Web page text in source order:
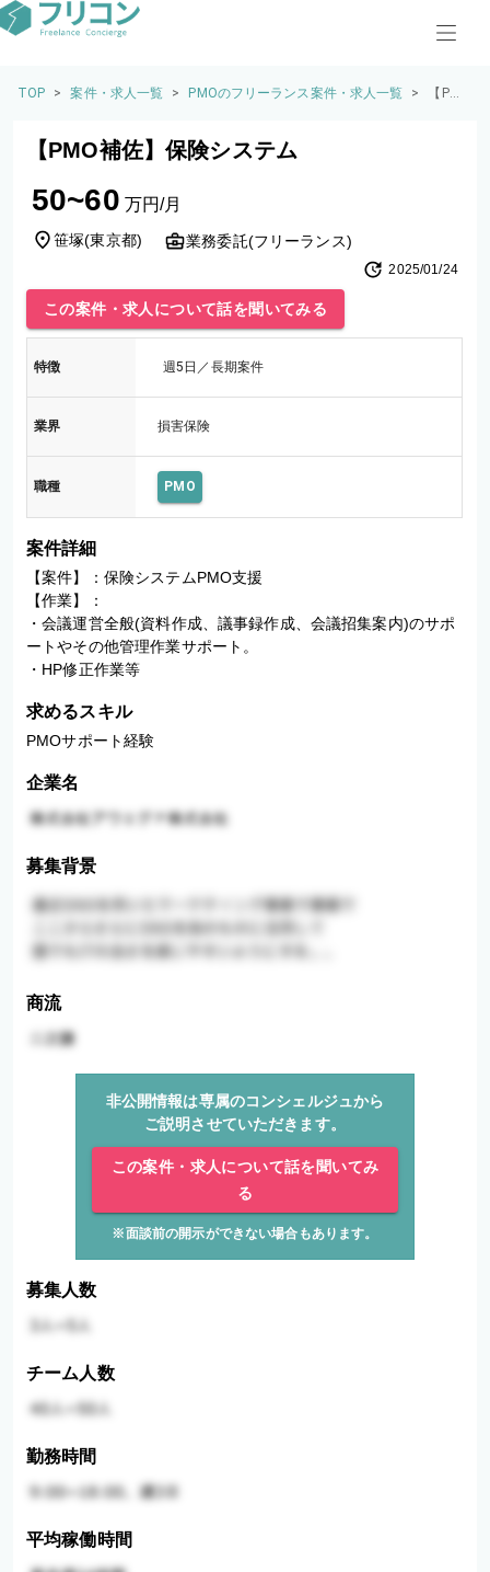
TOP > 案件・求人一覧 > PMOのフリーランス案件・求人一覧 >
【PM
【PMO補佐】保険システム
50~60 万円/月
笹塚(東京都) 業務委託(フリーランス)
2025/01/24
この案件・求人について話を聞いてみる
特徴 週5日／長期案件
業界 損害保険
職種 PMO
案件詳細
【案件】：保険システムPMO支援
【作業】：
・会議運営全般(資料作成、議事録作成、会議招集案内)のサポ
ートやその他管理作業サポート。
・HP修正作業等
求めるスキル
PMOサポート経験
企業名
募集背景
商流
非公開情報は専属のコンシェルジュから
ご説明させていただきます。
この案件・求人について話を聞いてみ
る
※面談前の開示ができない場合もあります。
募集人数
チーム人数
勤務時間
平均稼働時間